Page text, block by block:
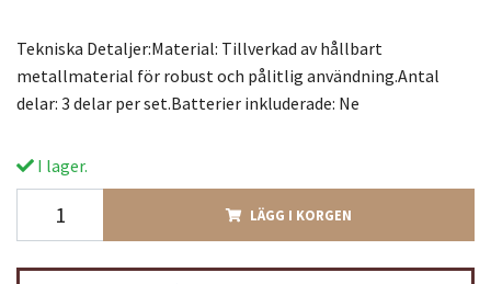
Tekniska Detaljer:Material: Tillverkad av hållbart
metallmaterial för robust och pålitlig användning.Antal
delar: 3 delar per set.Batterier inkluderade: Ne
I lager.
LÄGG I KORGEN